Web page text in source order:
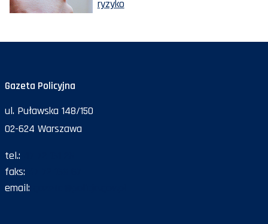
ryzyko
Gazeta Policyjna
ul. Puławska 148/150
02-624 Warszawa
tel.:
faks:
email: